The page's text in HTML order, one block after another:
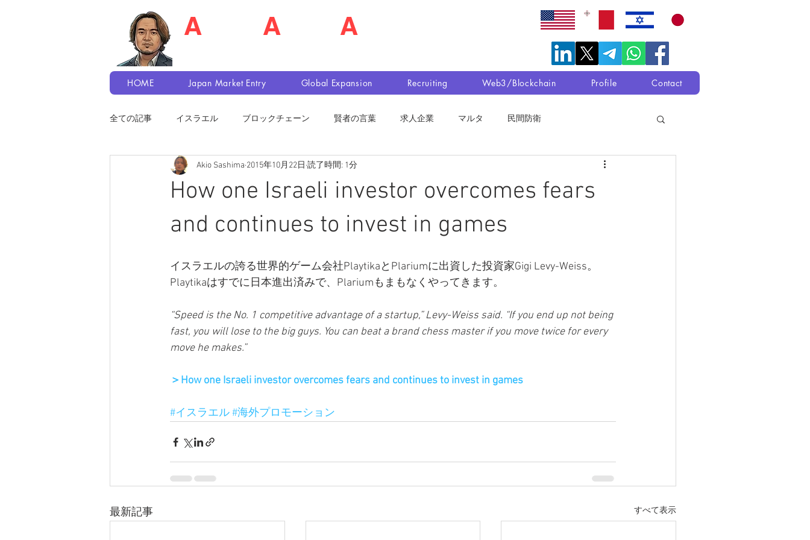
A A A
HOME Japan Market Entry Global Expansion Recruiting Web3/Blockchain Profile Contact
全ての記事 イスラエル ブロックチェーン 賢者の言葉 求人企業 マルタ 民間防衛
How one Israeli investor overcomes fears
and continues to invest in games
Akio Sashima 2015年10月22日 読了時間: 1分
イスラエルの誇る世界的ゲーム会社PlaytikaとPlariumに出資した投資家Gigi Levy-Weiss。
Playtikaはすでに日本進出済みで、Plariumもまもなくやってきます。
“Speed is the No. 1 competitive advantage of a startup,” Levy-Weiss said. “If you end up not being
fast, you will lose to the big guys. You can beat a brand chess master if you move twice for every
move he makes.”
＞How one Israeli investor overcomes fears and continues to invest in games
#イスラエル#海外プロモーション
最新記事 すべて表示